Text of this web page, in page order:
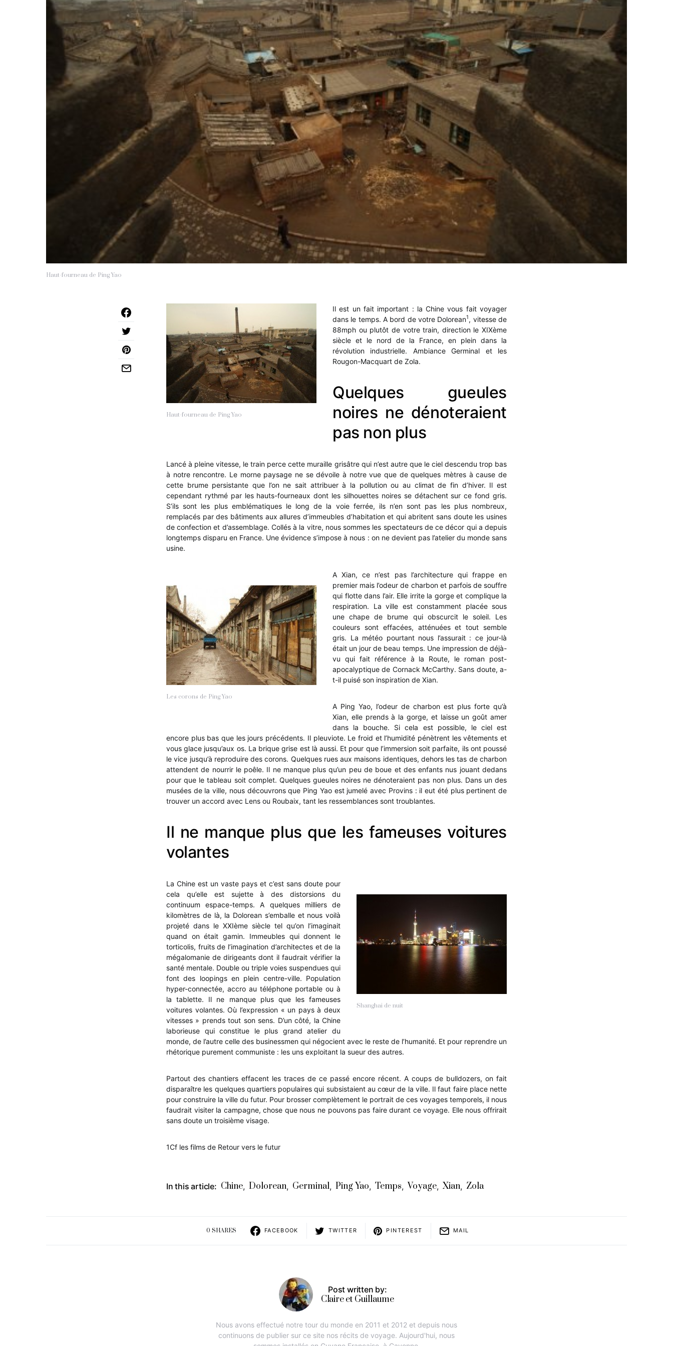
Haut-fourneau de Ping Yao
Haut-fourneau de Ping Yao
Il est un fait important : la Chine vous fait voyager
dans le temps. A bord de votre Dolorean1, vitesse de
88mph ou plutôt de votre train, direction le XIXème
siècle et le nord de la France, en plein dans la
révolution industrielle. Ambiance Germinal et les
Rougon-Macquart de Zola.
Quelques gueules
noires ne dénoteraient
pas non plus
Lancé à pleine vitesse, le train perce cette muraille grisâtre qui n’est autre que le ciel descendu trop bas
à notre rencontre. Le morne paysage ne se dévoile à notre vue que de quelques mètres à cause de
cette brume persistante que l’on ne sait attribuer à la pollution ou au climat de fin d’hiver. Il est
cependant rythmé par les hauts-fourneaux dont les silhouettes noires se détachent sur ce fond gris.
S’ils sont les plus emblématiques le long de la voie ferrée, ils n’en sont pas les plus nombreux,
remplacés par des bâtiments aux allures d’immeubles d’habitation et qui abritent sans doute les usines
de confection et d’assemblage. Collés à la vitre, nous sommes les spectateurs de ce décor qui a depuis
longtemps disparu en France. Une évidence s’impose à nous : on ne devient pas l’atelier du monde sans
usine.
Les corons de Ping Yao
A Xian, ce n’est pas l’architecture qui frappe en
premier mais l’odeur de charbon et parfois de souffre
qui flotte dans l’air. Elle irrite la gorge et complique la
respiration. La ville est constamment placée sous
une chape de brume qui obscurcit le soleil. Les
couleurs sont effacées, atténuées et tout semble
gris. La météo pourtant nous l’assurait : ce jour-là
était un jour de beau temps. Une impression de déjà-
vu qui fait référence à la Route, le roman post-
apocalyptique de Cornack McCarthy. Sans doute, a-
t-il puisé son inspiration de Xian.
A Ping Yao, l’odeur de charbon est plus forte qu’à
Xian, elle prends à la gorge, et laisse un goût amer
dans la bouche. Si cela est possible, le ciel est
encore plus bas que les jours précédents. Il pleuviote. Le froid et l’humidité pénètrent les vêtements et
vous glace jusqu’aux os. La brique grise est là aussi. Et pour que l’immersion soit parfaite, ils ont poussé
le vice jusqu’à reproduire des corons. Quelques rues aux maisons identiques, dehors les tas de charbon
attendent de nourrir le poêle. Il ne manque plus qu’un peu de boue et des enfants nus jouant dedans
pour que le tableau soit complet. Quelques gueules noires ne dénoteraient pas non plus. Dans un des
musées de la ville, nous découvrons que Ping Yao est jumelé avec Provins : il eut été plus pertinent de
trouver un accord avec Lens ou Roubaix, tant les ressemblances sont troublantes.
Il ne manque plus que les fameuses voitures
volantes
Shanghai de nuit
La Chine est un vaste pays et c’est sans doute pour
cela qu’elle est sujette à des distorsions du
continuum espace-temps. A quelques milliers de
kilomètres de là, la Dolorean s’emballe et nous voilà
projeté dans le XXIème siècle tel qu’on l’imaginait
quand on était gamin. Immeubles qui donnent le
torticolis, fruits de l’imagination d’architectes et de la
mégalomanie de dirigeants dont il faudrait vérifier la
santé mentale. Double ou triple voies suspendues qui
font des loopings en plein centre-ville. Population
hyper-connectée, accro au téléphone portable ou à
la tablette. Il ne manque plus que les fameuses
voitures volantes. Où l’expression « un pays à deux
vitesses » prends tout son sens. D’un côté, la Chine
laborieuse qui constitue le plus grand atelier du
monde, de l’autre celle des businessmen qui négocient avec le reste de l’humanité. Et pour reprendre un
rhétorique purement communiste : les uns exploitant la sueur des autres.
Partout des chantiers effacent les traces de ce passé encore récent. A coups de bulldozers, on fait
disparaître les quelques quartiers populaires qui subsistaient au cœur de la ville. Il faut faire place nette
pour construire la ville du futur. Pour brosser complètement le portrait de ces voyages temporels, il nous
faudrait visiter la campagne, chose que nous ne pouvons pas faire durant ce voyage. Elle nous offrirait
sans doute un troisième visage.
1Cf les films de Retour vers le futur
In this article: Chine, Dolorean, Germinal, Ping Yao, Temps, Voyage, Xian, Zola
0 SHARES FACEBOOK TWITTER PINTEREST MAIL
Post written by:
Claire et Guillaume
Nous avons effectué notre tour du monde en 2011 et 2012 et depuis nous
continuons de publier sur ce site nos récits de voyage. Aujourd'hui, nous